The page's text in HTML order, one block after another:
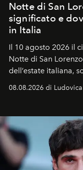
Notte di San
significato e
in Italia
Il 10 agosto 2026 il
Notte di San Lorenzo
dell’estate italiana,
Sarà il momento in
celeste per seguire
all’universo i
08.08.2026 di